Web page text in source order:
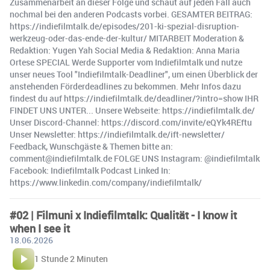
nochmal bei den anderen Podcasts vorbei. GESAMTER BEITRAG:
https://indiefilmtalk.de/episodes/201-ki-spezial-disruption-
werkzeug-oder-das-ende-der-kultur/ MITARBEIT Moderation &
Redaktion: Yugen Yah Social Media & Redaktion: Anna Maria
Ortese SPECIAL Werde Supporter vom Indiefilmtalk und nutze
unser neues Tool "Indiefilmtalk-Deadliner", um einen Überblick der
anstehenden Förderdeadlines zu bekommen. Mehr Infos dazu
findest du auf https://indiefilmtalk.de/deadliner/?intro=show IHR
FINDET UNS UNTER... Unsere Webseite: https://indiefilmtalk.de/
Unser Discord-Channel: https://discord.com/invite/eQYk4REftu
Unser Newsletter: https://indiefilmtalk.de/ift-newsletter/
Feedback, Wunschgäste & Themen bitte an:
comment@indiefilmtalk.de FOLGE UNS Instagram: @indiefilmtalk
Facebook: Indiefilmtalk Podcast Linked In:
https://www.linkedin.com/company/indiefilmtalk/
#02 | Filmuni x Indiefilmtalk: Qualität - I know it
when I see it
18.06.2026
1 Stunde 2 Minuten